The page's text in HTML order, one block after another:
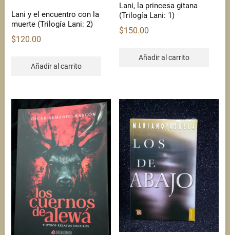
Lani y el encuentro con la
muerte (Trilogía Lani: 2)
$120.00
Añadir al carrito
Lani, la princesa gitana
(Trilogía Lani: 1)
$150.00
Añadir al carrito